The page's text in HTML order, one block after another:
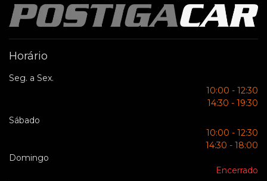
Horário
Seg. a Sex.
10:00 - 12:30
14:30 - 19:30
Sábado
10:00 - 12:30
14:30 - 18:00
Domingo
Encerrado